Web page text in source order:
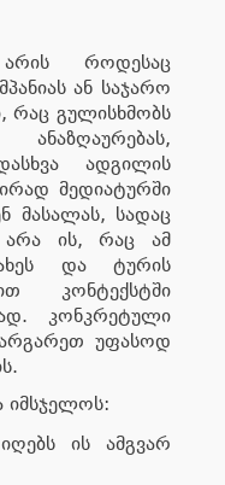
როდესაც
ან საჯარო
რაც გულისხმობს
ადგილის
მედიატურში
მასალას, სადაც
არა ის, რაც ამ
და ტურის
კონტექსტში
კონკრეტული
უფასოდ
იმსჯელოს:
ის ამგვარ